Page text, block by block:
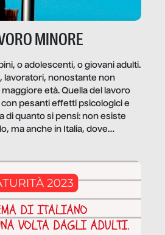
MINORE
o adolescenti, o giovani adulti.
lavoratori, nonostante non
età. Quella del lavoro
pesanti effetti psicologici e
di quanto si pensi: non esiste
ma anche in Italia, dove